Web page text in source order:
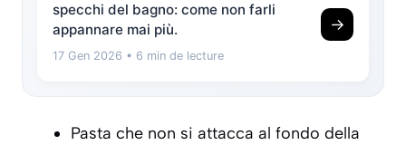
specchi del bagno: come non farli
appannare mai più.
17 Gen 2026 • 6 min de lecture
→
Pasta che non si attacca al fondo della